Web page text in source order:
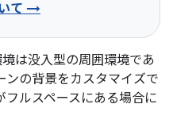
て →
は没入型の周囲環境であ
ンの背景をカスタマイズで
フルスペースにある場合に